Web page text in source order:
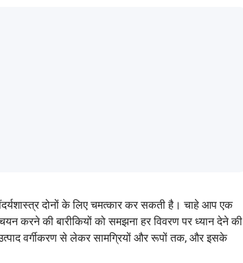
दोनों के लिए चमत्कार कर सकती है। चाहे आप एक
चयन करने की बारीकियों को समझना हर विवरण पर ध्यान देने की
वर्गीकरण से लेकर सामग्रियों और रूपों तक, और इसके